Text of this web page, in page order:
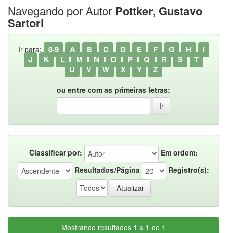
Navegando por Autor Pottker, Gustavo
Sartori
Ir para: 0-9 A B C D E F G H
I
J
K L M N O P Q R S
T
U
V W X Y Z
ou entre com as primeiras letras:
Classificar por:
Em ordem:
Resultados/Página
Registro(s):
Mostrando resultados 1 a 1 de 1